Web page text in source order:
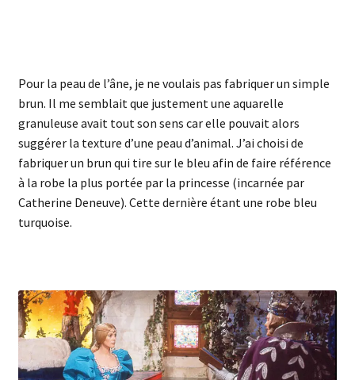
Pour la peau de l’âne, je ne voulais pas fabriquer un simple
brun. Il me semblait que justement une aquarelle
granuleuse avait tout son sens car elle pouvait alors
suggérer la texture d’une peau d’animal. J’ai choisi de
fabriquer un brun qui tire sur le bleu afin de faire référence
à la robe la plus portée par la princesse (incarnée par
Catherine Deneuve). Cette dernière étant une robe bleu
turquoise.